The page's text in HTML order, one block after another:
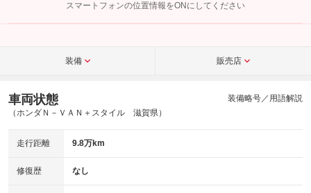
こちら
スマートフォンの位置情報をONにしてください
装備 販売店
車両状態
（ホンダＮ－ＶＡＮ＋スタイル 滋賀県）
装備略号／用語解説
走行距離 9.8万km
修復歴 なし